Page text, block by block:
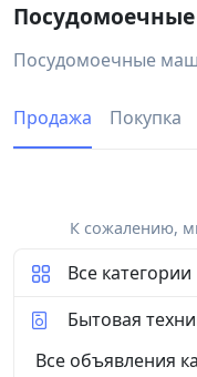
Посудомоечные
Продажа Покупка
К сожалению,
Все категории
Бытовая
Все объявления